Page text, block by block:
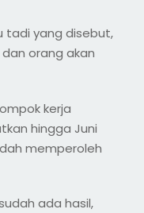
tadi yang disebut,
orang akan
kerja
hingga Juni
memperoleh
ada hasil,